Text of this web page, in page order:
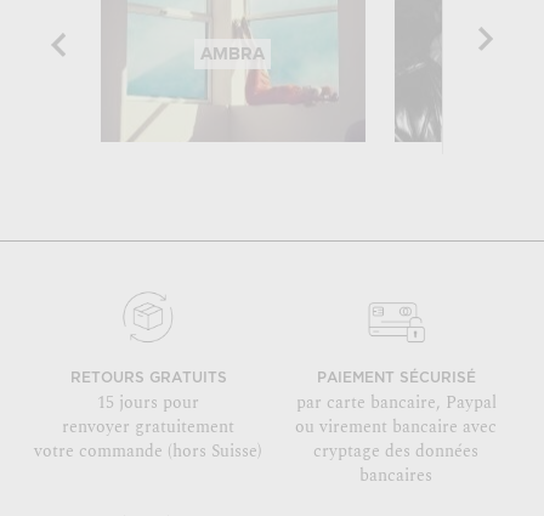
AMBRA
RETOURS GRATUITS
15 jours pour
renvoyer gratuitement
votre commande (hors Suisse)
PAIEMENT SÉCURISÉ
par carte bancaire, Paypal
ou virement bancaire avec
cryptage des données
bancaires